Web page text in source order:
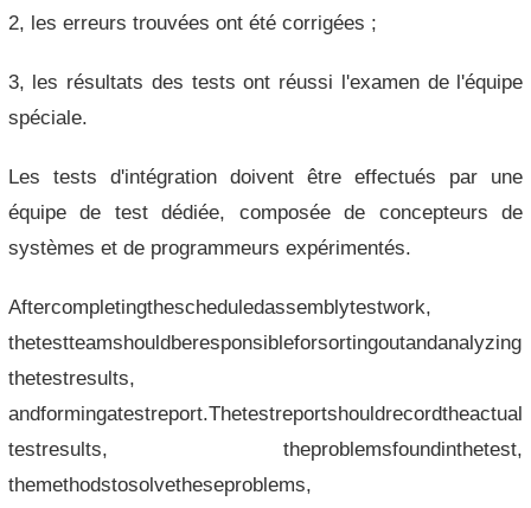
2, les erreurs trouvées ont été corrigées ;
3, les résultats des tests ont réussi l'examen de l'équipe
spéciale.
Les tests d'intégration doivent être effectués par une
équipe de test dédiée, composée de concepteurs de
systèmes et de programmeurs expérimentés.
Aftercompletingthescheduledassemblytestwork,
thetestteamshouldberesponsibleforsortingoutandanalyzing
thetestresults,
andformingatestreport.Thetestreportshouldrecordtheactual
testresults, theproblemsfoundinthetest,
themethodstosolvetheseproblems,